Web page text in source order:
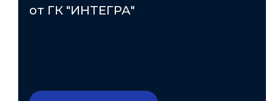
от ГК "ИНТЕГРА"